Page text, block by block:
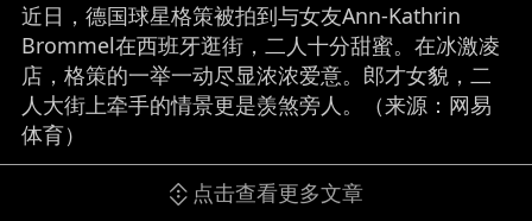
近日，德国球星格策被拍到与女友Ann-Kathrin
Brommel在西班牙逛街，二人十分甜蜜。在冰激凌
店，格策的一举一动尽显浓浓爱意。郎才女貌，二
人大街上牵手的情景更是羡煞旁人。（来源：网易
体育）
点击查看更多文章